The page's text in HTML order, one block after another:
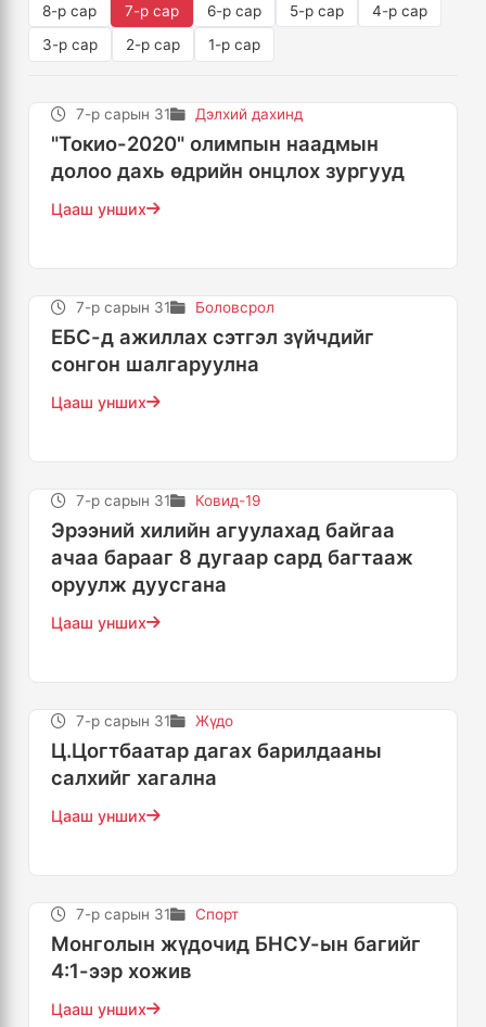
8-р сар
7-р сар 6-р сар 5-р сар
4-р сар
3-р сар
2-р сар 1-р сар
7-р сарын 31 Дэлхий дахинд
"Токио-2020" олимпын наадмын
долоо дахь өдрийн онцлох зургууд
Цааш унших
7-р сарын 31 Боловсрол
ЕБС-д ажиллах сэтгэл зүйчдийг
сонгон шалгаруулна
Цааш унших
7-р сарын 31 Ковид-19
Эрээний хилийн агуулахад байгаа
ачаа барааг 8 дугаар сард багтааж
оруулж дуусгана
Цааш унших
7-р сарын 31 Жүдо
Ц.Цогтбаатар дагах барилдааны
салхийг хагална
Цааш унших
7-р сарын 31 Спорт
Монголын жүдочид БНСУ-ын багийг
4:1-ээр хожив
Цааш унших